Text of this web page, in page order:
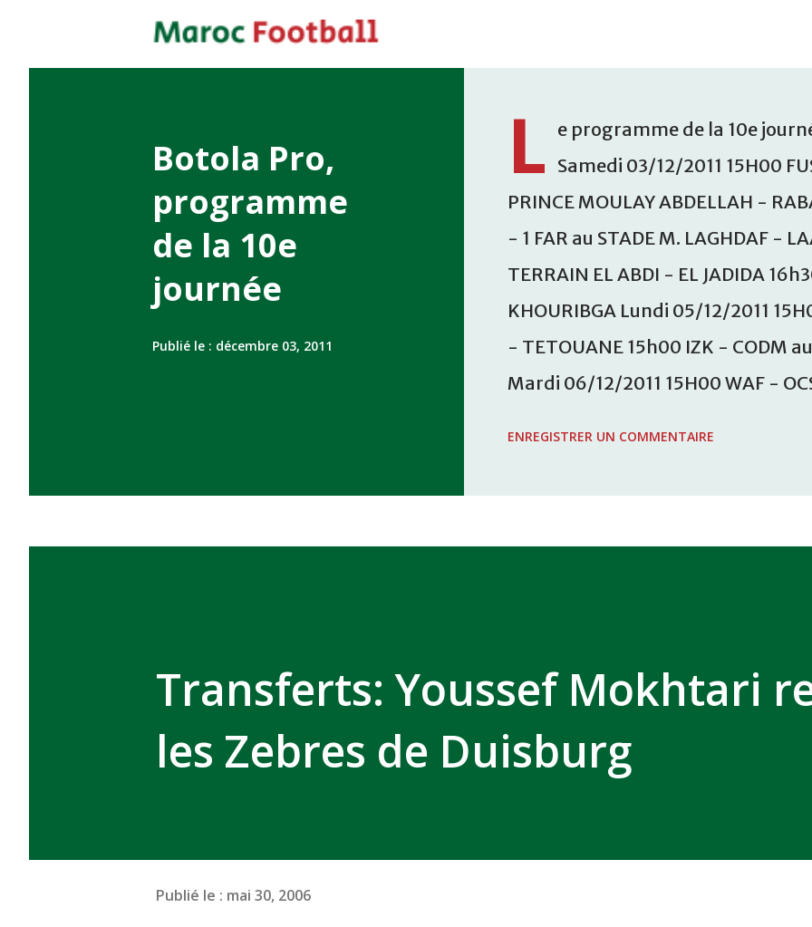
Botola Pro,
programme
de la 10e
journée
Publié le : décembre 03, 2011
L e programme de la 10e
Samedi 03/12/2011 15H00
PRINCE MOULAY ABDELLAH -
- 1 FAR au STADE M. LAGHDAF -
TERRAIN EL ABDI - EL JADIDA
KHOURIBGA Lundi 05/12/2011
- TETOUANE 15h00 IZK - CODM
Mardi 06/12/2011 15H00 WAF -
ENREGISTRER UN COMMENTAIRE
Transferts: Youssef Mokhtari
les Zebres de Duisburg
Publié le : mai 30, 2006